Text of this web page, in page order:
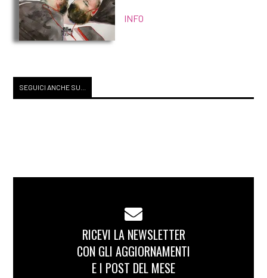
INFO
SEGUICI ANCHE SU...
RICEVI LA NEWSLETTER
CON GLI AGGIORNAMENTI
E I POST DEL MESE